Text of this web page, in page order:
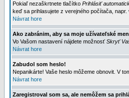
Pokiaľ nezaškrtnete tlačítko Prihlásiť
keď sa prihlasujete z verejného počítača,
Návrat hore
Ako zabránim, aby sa moje užívateľské
Vo Vašom nastavení nájdete možnosťSkryť
Návrat hore
Zabudol som heslo!
Nepanikárte! Vaše heslo môžeme obnovit. V
Návrat hore
Zaregistroval som sa, ale nemôžem sa